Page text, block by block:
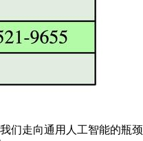
向通用人工智能的瓶